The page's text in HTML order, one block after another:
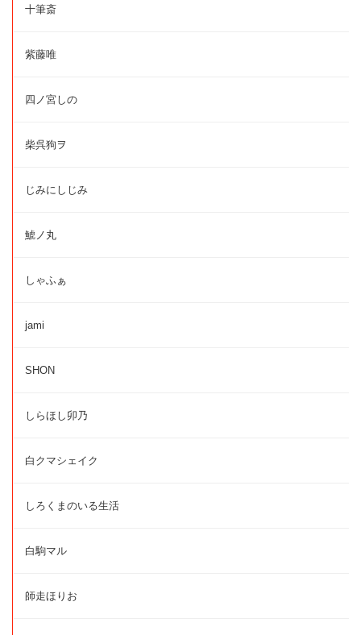
十筆斎
紫藤唯
四ノ宮しの
柴呉狗ヲ
じみにしじみ
鯱ノ丸
しゃふぁ
jami
SHON
しらほし卯乃
白クマシェイク
しろくまのいる生活
白駒マル
師走ほりお